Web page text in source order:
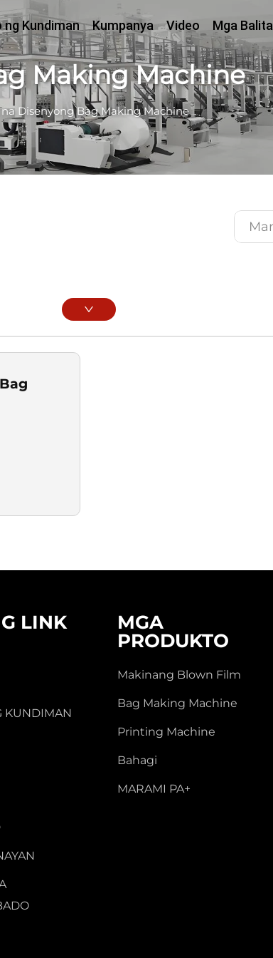
ng Kundiman Kumpanya Video
Mga Balita
Making Machine
na Disenyong Bag Making Machine
LINK
KUNDIMAN
MGA
PRODUKTO
Makinang Blown Film
Bag Making Machine
Printing Machine
Bahagi
MARAMI PA+